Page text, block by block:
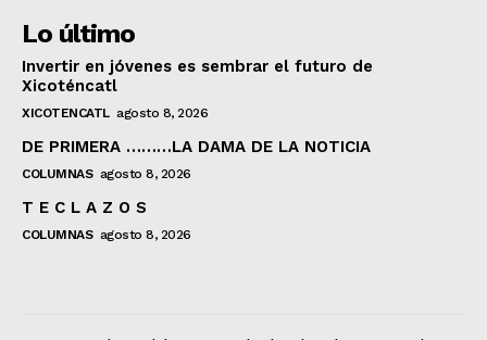
Lo último
Invertir en jóvenes es sembrar el futuro de
Xicoténcatl
XICOTENCATL agosto 8, 2026
DE PRIMERA ………LA DAMA DE LA NOTICIA
COLUMNAS agosto 8, 2026
T E C L A Z O S
COLUMNAS agosto 8, 2026